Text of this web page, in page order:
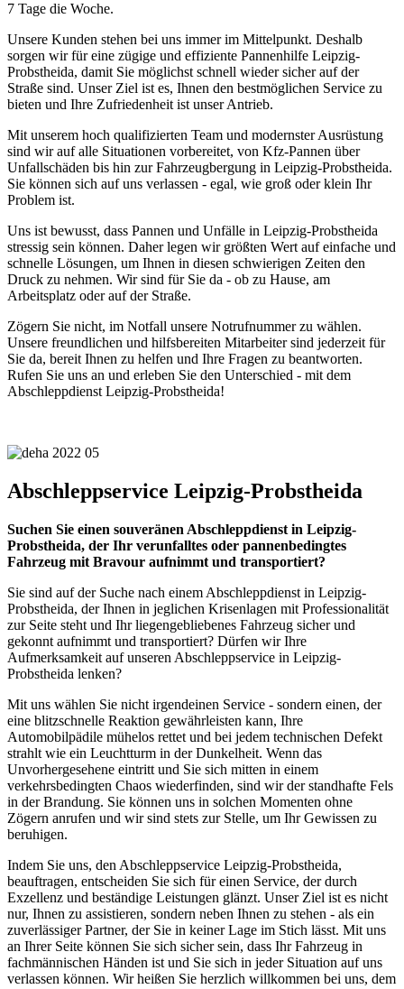
7 Tage die Woche.
Unsere Kunden stehen bei uns immer im Mittelpunkt. Deshalb
sorgen wir für eine zügige und effiziente Pannenhilfe Leipzig-
Probstheida, damit Sie möglichst schnell wieder sicher auf der
Straße sind. Unser Ziel ist es, Ihnen den bestmöglichen Service zu
bieten und Ihre Zufriedenheit ist unser Antrieb.
Mit unserem hoch qualifizierten Team und modernster Ausrüstung
sind wir auf alle Situationen vorbereitet, von Kfz-Pannen über
Unfallschäden bis hin zur Fahrzeugbergung in Leipzig-Probstheida.
Sie können sich auf uns verlassen - egal, wie groß oder klein Ihr
Problem ist.
Uns ist bewusst, dass Pannen und Unfälle in Leipzig-Probstheida
stressig sein können. Daher legen wir größten Wert auf einfache und
schnelle Lösungen, um Ihnen in diesen schwierigen Zeiten den
Druck zu nehmen. Wir sind für Sie da - ob zu Hause, am
Arbeitsplatz oder auf der Straße.
Zögern Sie nicht, im Notfall unsere Notrufnummer zu wählen.
Unsere freundlichen und hilfsbereiten Mitarbeiter sind jederzeit für
Sie da, bereit Ihnen zu helfen und Ihre Fragen zu beantworten.
Rufen Sie uns an und erleben Sie den Unterschied - mit dem
Abschleppdienst Leipzig-Probstheida!
Abschleppservice Leipzig-Probstheida
Suchen Sie einen souveränen Abschleppdienst in Leipzig-
Probstheida, der Ihr verunfalltes oder pannenbedingtes
Fahrzeug mit Bravour aufnimmt und transportiert?
Sie sind auf der Suche nach einem Abschleppdienst in Leipzig-
Probstheida, der Ihnen in jeglichen Krisenlagen mit Professionalität
zur Seite steht und Ihr liegengebliebenes Fahrzeug sicher und
gekonnt aufnimmt und transportiert? Dürfen wir Ihre
Aufmerksamkeit auf unseren Abschleppservice in Leipzig-
Probstheida lenken?
Mit uns wählen Sie nicht irgendeinen Service - sondern einen, der
eine blitzschnelle Reaktion gewährleisten kann, Ihre
Automobilpädile mühelos rettet und bei jedem technischen Defekt
strahlt wie ein Leuchtturm in der Dunkelheit. Wenn das
Unvorhergesehene eintritt und Sie sich mitten in einem
verkehrsbedingten Chaos wiederfinden, sind wir der standhafte Fels
in der Brandung. Sie können uns in solchen Momenten ohne
Zögern anrufen und wir sind stets zur Stelle, um Ihr Gewissen zu
beruhigen.
Indem Sie uns, den Abschleppservice Leipzig-Probstheida,
beauftragen, entscheiden Sie sich für einen Service, der durch
Exzellenz und beständige Leistungen glänzt. Unser Ziel ist es nicht
nur, Ihnen zu assistieren, sondern neben Ihnen zu stehen - als ein
zuverlässiger Partner, der Sie in keiner Lage im Stich lässt. Mit uns
an Ihrer Seite können Sie sich sicher sein, dass Ihr Fahrzeug in
fachmännischen Händen ist und Sie sich in jeder Situation auf uns
verlassen können. Wir heißen Sie herzlich willkommen bei uns, dem